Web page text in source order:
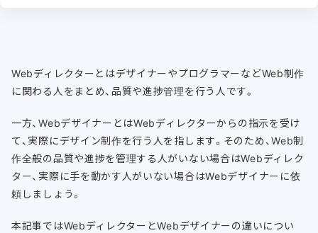
WebディレクターとはデザイナーやプログラマーなどWeb制作
に関わる人をまとめ、品質や進捗管理を行う人です。
一方、WebデザイナーとはWebディレクターからの指示を受け
て、実際にデザイン制作を行う人を指します。そのため、Web制
作全般の品質や進捗を管理する人がいない場合はWebディレク
ター、実際に手を動かす人がいない場合はWebデザイナーに依
頼しましょう。
本記事ではWebディレクターとWebデザイナーの違いについ